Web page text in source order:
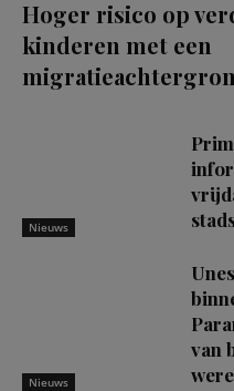
Hoger risico op
kinderen met een
Nieuws
Nieuws
van